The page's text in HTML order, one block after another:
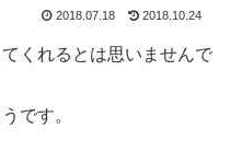
2018.07.18 2018.10.24
くれるとは思いませんで
です。